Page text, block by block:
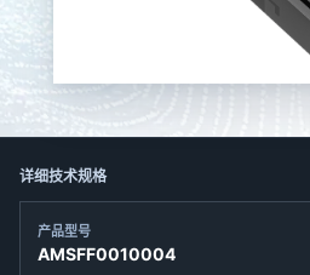
详细技术规格
产品型号
AMSFF0010004